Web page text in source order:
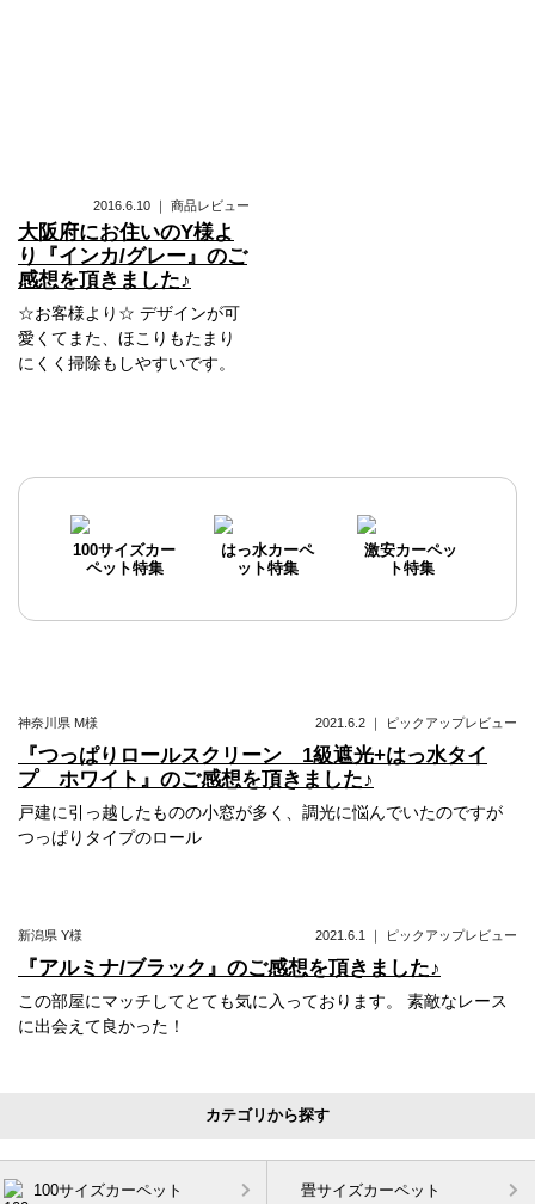
2016.6.10 ｜ 商品レビュー
大阪府にお住いのY様よ
り『インカ/グレー』のご
感想を頂きました♪
☆お客様より☆ デザインが可
愛くてまた、ほこりもたまり
にくく掃除もしやすいです。
100サイズカー
ペット特集
はっ水カーペ
ット特集
激安カーペッ
ト特集
神奈川県 M様 2021.6.2 ｜ ピックアップレビュー
『つっぱりロールスクリーン 1級遮光+はっ水タイ
プ ホワイト』のご感想を頂きました♪
戸建に引っ越したものの小窓が多く、調光に悩んでいたのですが
つっぱりタイプのロール
新潟県 Y様 2021.6.1 ｜ ピックアップレビュー
『アルミナ/ブラック』のご感想を頂きました♪
この部屋にマッチしてとても気に入っております。 素敵なレース
に出会えて良かった！
カテゴリから探す
100サイズカーペット 畳サイズカーペット